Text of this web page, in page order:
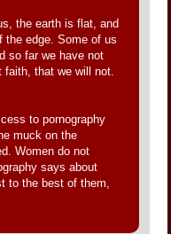
the earth is flat, and
the edge. Some of us
so far we have not
that we will not.
to pornography
muck on the
Women do not
says about
to the best of them,